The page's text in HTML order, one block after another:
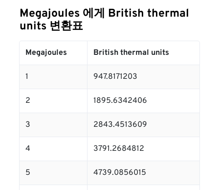
Megajoules 에게 British thermal
units 변환표
Megajoules British thermal units
1 947.8171203
2 1895.6342406
3 2843.4513609
4 3791.2684812
5 4739.0856015